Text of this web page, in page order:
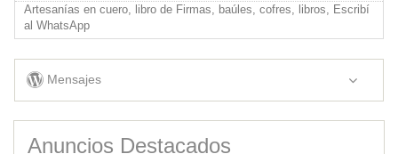
Artesanías en cuero, libro de Firmas, baúles, cofres, libros, Escribí
al WhatsApp
Mensajes
Anuncios Destacados